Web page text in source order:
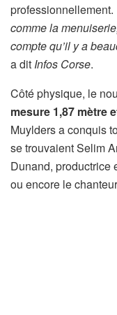
professionnellement.
comme la
compte qu’il y a
a dit Infos Corse.
Côté physique, le
mesure 1,87 mètre
Muylders a conquis
se trouvaient Selim
Dunand, productrice
ou encore le